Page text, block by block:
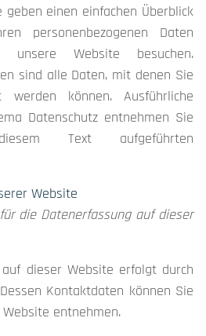
geben einen einfachen Überblick
personenbezogenen Daten
Website besuchen.
sind alle Daten, mit denen Sie
werden können. Ausführliche
Datenschutz entnehmen Sie
Text aufgeführten
Website
die Datenerfassung auf dieser
dieser Website erfolgt durch
Kontaktdaten können Sie
entnehmen.